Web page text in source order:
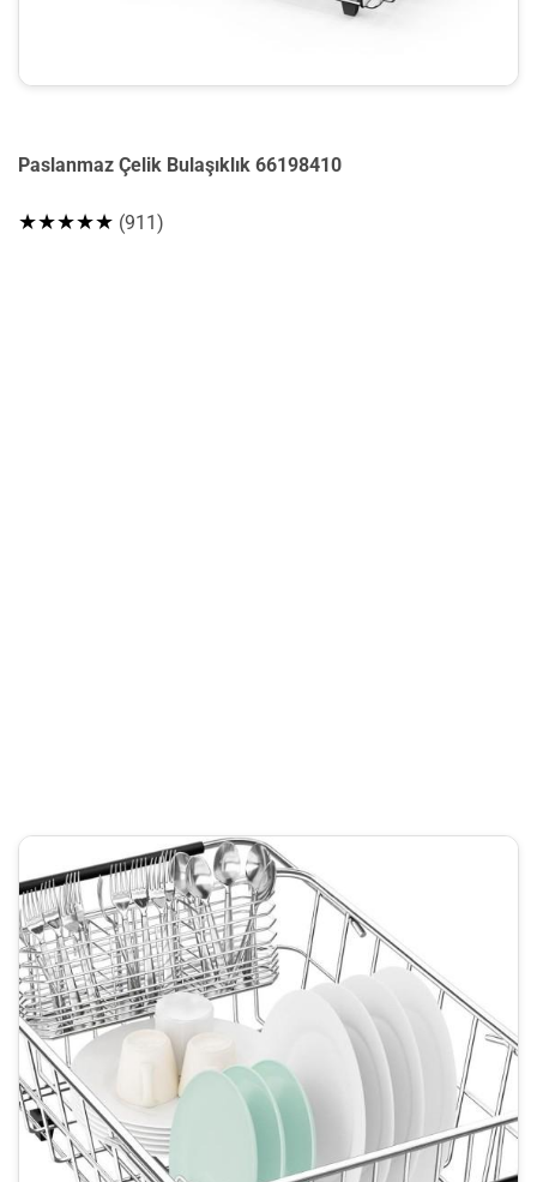
Paslanmaz Çelik Bulaşıklık 66198410
★★★★★ (911)